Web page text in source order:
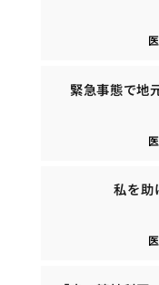
緊急事態で地
私を助